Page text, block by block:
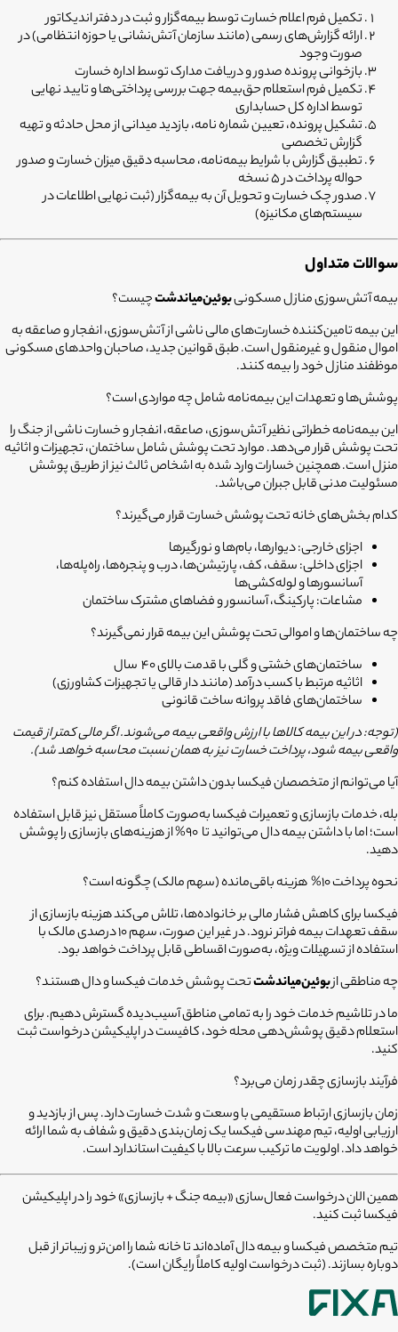
تکمیل فرم اعلام خسارت توسط بیمه‌گزار و ثبت در دفتر اندیکاتور
ارائه گزارش‌های رسمی (مانند سازمان آتش‌نشانی یا حوزه انتظامی) در
صورت وجود
بازخوانی پرونده صدور و دریافت مدارک توسط اداره خسارت
تکمیل فرم استعلام حق‌بیمه جهت بررسی پرداختی‌ها و تایید نهایی
توسط اداره کل حسابداری
تشکیل پرونده، تعیین شماره نامه، بازدید میدانی از محل حادثه و تهیه
گزارش تخصصی
تطبیق گزارش با شرایط بیمه‌نامه، محاسبه دقیق میزان خسارت و صدور
حواله پرداخت در 5 نسخه
صدور چک خسارت و تحویل آن به بیمه‌گزار (ثبت نهایی اطلاعات در
سیستم‌های مکانیزه)
سوالات متداول
بیمه آتش‌سوزی منازل مسکونیبوئین‌میاندشتچیست؟
این بیمه تامین‌کننده خسارت‌های مالی ناشی از آتش‌سوزی، انفجار و صاعقه به
اموال منقول و غیرمنقول است. طبق قوانین جدید، صاحبان واحدهای مسکونی
موظفند منازل خود را بیمه کنند.
پوشش‌ها و تعهدات این بیمه‌نامه شامل چه مواردی است؟
این بیمه‌نامه خطراتی نظیر آتش‌سوزی، صاعقه، انفجار وخسارت ناشی از جنگرا
تحت پوشش قرار می‌دهد. موارد تحت پوشش شامل ساختمان، تجهیزات و اثاثیه
منزل است. همچنین خسارات وارد شده به اشخاص ثالث نیز از طریق پوشش
مسئولیت مدنی قابل جبران می‌باشد.
کدام بخش‌های خانه تحت پوشش خسارت قرار می‌گیرند؟
اجزای خارجی: دیوارها، بام‌ها و نورگیرها
اجزای داخلی: سقف، کف، پارتیشن‌ها، درب و پنجره‌ها، راه‌پله‌ها،
آسانسورها و لوله‌کشی‌ها
مشاعات: پارکینگ، آسانسور و فضاهای مشترک ساختمان
چه ساختمان‌ها و اموالی تحت پوشش این بیمه قرار نمی‌گیرند؟
ساختمان‌های خشتی و گلی با قدمت بالای 40 سال
اثاثیه مرتبط با کسب درآمد (مانند دار قالی یا تجهیزات کشاورزی)
ساختمان‌های فاقد پروانه ساخت قانونی
(توجه: در این بیمه کالاها با ارزش واقعی بیمه می‌شوند. اگر مالی کمتر از قیمت
واقعی بیمه شود، پرداخت خسارت نیز به همان نسبت محاسبه خواهد شد).
آیا می‌توانم از متخصصان فیکسا بدون داشتن بیمه دال استفاده کنم؟
بله، خدمات بازسازی و تعمیرات فیکسا به‌صورت کاملاً مستقل نیز قابل استفاده
است؛ اما با داشتن بیمه دال می‌توانید تا 90% از هزینه‌های بازسازی را پوشش
دهید.
نحوه پرداخت 10%
هزینه باقی‌مانده (سهم مالک) چگونه است؟
فیکسا برای کاهش فشار مالی بر خانواده‌ها، تلاش می‌کند هزینه بازسازی از
سقف تعهدات بیمه فراتر نرود. در غیر این صورت، سهم 10 درصدی مالک با
استفاده از تسهیلات ویژه، به‌صورت اقساطی قابل پرداخت خواهد بود.
چه مناطقی ازبوئین‌میاندشتتحت پوشش خدمات فیکسا و دال هستند؟
ما در تلاشیم خدمات خود را به تمامی مناطق آسیب‌دیده گسترش دهیم. برای
استعلام دقیق پوشش‌دهی محله خود، کافیست در اپلیکیشن درخواست ثبت
کنید.
فرآیند بازسازی چقدر زمان می‌برد؟
زمان بازسازی ارتباط مستقیمی با وسعت و شدت خسارت دارد. پس از بازدید و
ارزیابی اولیه، تیم مهندسی فیکسا یک زمان‌بندی دقیق و شفاف به شما ارائه
خواهد داد. اولویت ما ترکیب سرعت بالا با کیفیت استاندارد است.
همین الان درخواست فعال‌سازی «بیمه جنگ + بازسازی» خود را در اپلیکیشن
فیکسا ثبت کنید.
تیم متخصص فیکسا و بیمه دال آماده‌اند تا خانه شما را امن‌تر و زیباتر از قبل
دوباره بسازند. (ثبت درخواست اولیه کاملاً رایگان است).